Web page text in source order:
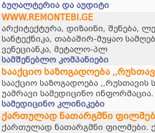
ბუღალტერია და აუდიტი
WWW.REMONTEBI.GE
არქიტექტურა, დიზაინი, შენება,
სანტექნიკა, თაბაშირ-მუყაო
ვენეციანკა, მეტალო-პლ
სამშენებლო კომპანიები
სააქციო საზოგადოება
სააქციო საზოგადოება
უამრავი სამედიცინო ინფორმაცია.
სამედიცინო კლინიკები
ქართულად ნათარგმნი
ქართულად ნათარგმნი ფილმები.